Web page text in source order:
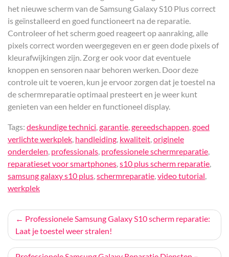
het nieuwe scherm van de Samsung Galaxy S10 Plus correct
is geïnstalleerd en goed functioneert na de reparatie.
Controleer of het scherm goed reageert op aanraking, alle
pixels correct worden weergegeven en er geen dode pixels of
kleurafwijkingen zijn. Zorg er ook voor dat eventuele
knoppen en sensoren naar behoren werken. Door deze
controle uit te voeren, kun je ervoor zorgen dat je toestel na
de schermreparatie optimaal presteert en je weer kunt
genieten van een helder en functioneel display.
Tags: deskundige technici,garantie,gereedschappen,goed
verlichte werkplek, handleiding, kwaliteit,originele
onderdelen, professionals, professionele schermreparatie,
reparatieset voor smartphones,s10 plus scherm reparatie,
samsung galaxy s10 plus,schermreparatie,video tutorial,
werkplek
Bericht
navigatie
Professionele Samsung Galaxy S10 scherm reparatie:
Laat je toestel weer stralen!